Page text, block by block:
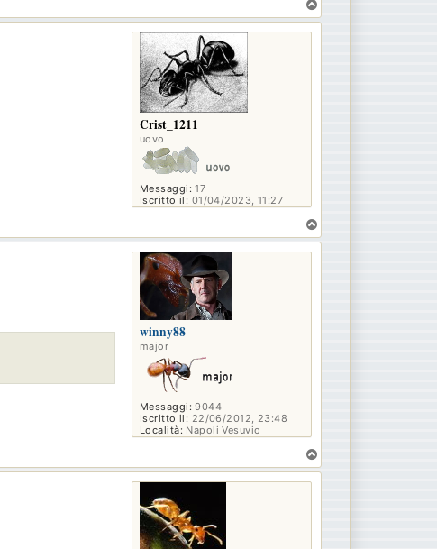
o
Crist_1211
uovo
Messaggi: 17
Iscritto il: 01/04/2023, 11:27
o
winny88
major
Messaggi: 9044
Iscritto il: 22/06/2012, 23:48
Località: Napoli Vesuvio
o